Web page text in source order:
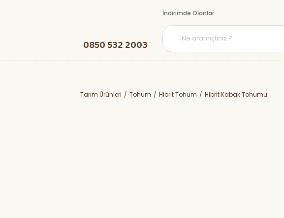
0850 532 2003
İndirimde Olanlar
Tarım Ürünleri Tohum Hibrit Tohum Hibrit Kabak Tohumu